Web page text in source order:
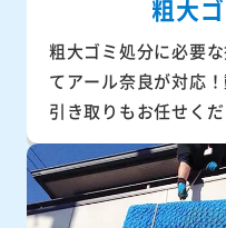
粗大
粗大ゴミ処分に必要
てアール奈良が対応
引き取りもお任せくだ